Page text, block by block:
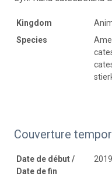
Kingdom
Species
Couverture
Date de début /
Date de fin